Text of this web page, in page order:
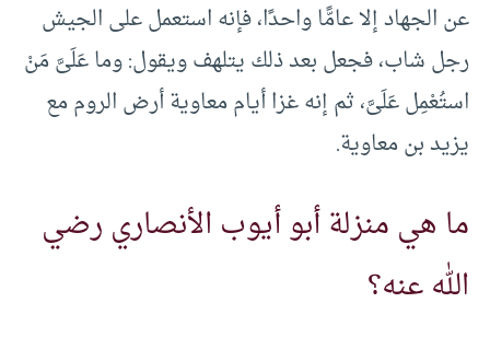
عن الجهاد إلا عامًّا واحدًا، فإنه استعمل على الجيش
رجل شاب، فجعل بعد ذلك يتلهف ويقول: وما عَلَىَّ مَنْ
استُعْمِل عَلَىَّ، ثم إنه غزا أيام معاوية أرض الروم مع
يزيد بن معاوية.
ما هي منزلة أبو أيوب الأنصاري رضي
الله عنه؟